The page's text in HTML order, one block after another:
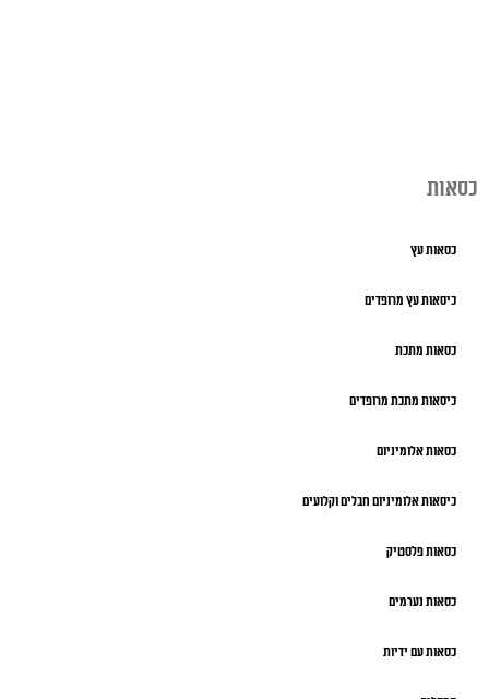
כסאות
כסאות עץ
כיסאות עץ מרופדים
כסאות מתכת
כיסאות מתכת מרופדים
כסאות אלומיניום
כיסאות אלומיניום חבלים וקלועים
כסאות פלסטיק
כסאות נערמים
כסאות עם ידיות